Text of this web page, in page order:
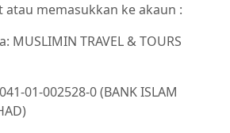
memasukkan ke akaun :
MUSLIMIN TRAVEL & TOURS
01-002528-0 (BANK ISLAM